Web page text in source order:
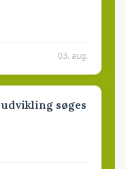
03. aug.
søges